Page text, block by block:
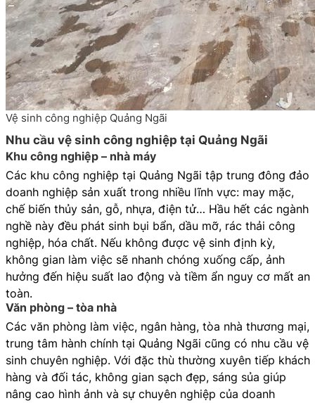
Vệ sinh công nghiệp Quảng Ngãi
Nhu cầu vệ sinh công nghiệp tại Quảng Ngãi
Khu công nghiệp – nhà máy
Các khu công nghiệp tại Quảng Ngãi tập trung đông đảo
doanh nghiệp sản xuất trong nhiều lĩnh vực: may mặc,
chế biến thủy sản, gỗ, nhựa, điện tử… Hầu hết các ngành
nghề này đều phát sinh bụi bẩn, dầu mỡ, rác thải công
nghiệp, hóa chất. Nếu không được vệ sinh định kỳ,
không gian làm việc sẽ nhanh chóng xuống cấp, ảnh
hưởng đến hiệu suất lao động và tiềm ẩn nguy cơ mất an
toàn.
Văn phòng – tòa nhà
Các văn phòng làm việc, ngân hàng, tòa nhà thương mại,
trung tâm hành chính tại Quảng Ngãi cũng có nhu cầu vệ
sinh chuyên nghiệp. Với đặc thù thường xuyên tiếp khách
hàng và đối tác, không gian sạch đẹp, sáng sủa giúp
nâng cao hình ảnh và sự chuyên nghiệp của doanh